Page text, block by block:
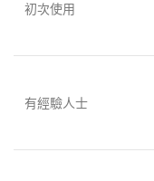
初次使用
有經驗人士